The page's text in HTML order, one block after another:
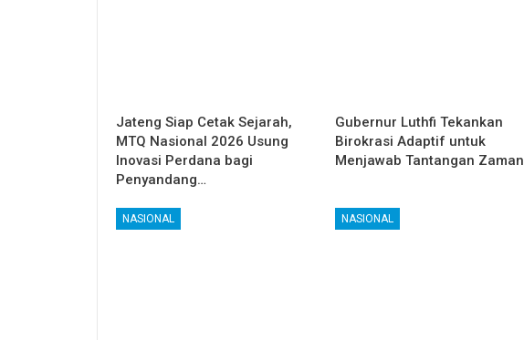
Jateng Siap Cetak Sejarah,
MTQ Nasional 2026 Usung
Inovasi Perdana bagi
Penyandang…
Gubernur Luthfi Tekankan
Birokrasi Adaptif untuk
Menjawab Tantangan Zaman
NASIONAL NASIONAL